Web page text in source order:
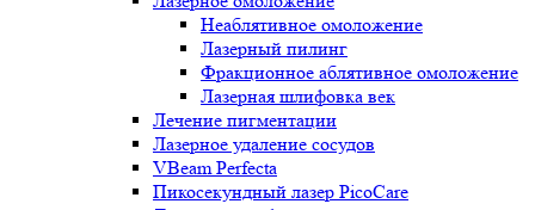
Неаблятивное омоложение
Лазерный пилинг
Фракционное аблятивное омоложение
Лазерная шлифовка век
Лечение пигментации
Лазерное удаление сосудов
VBeam Perfecta
Пикосекундный лазер PicoCare